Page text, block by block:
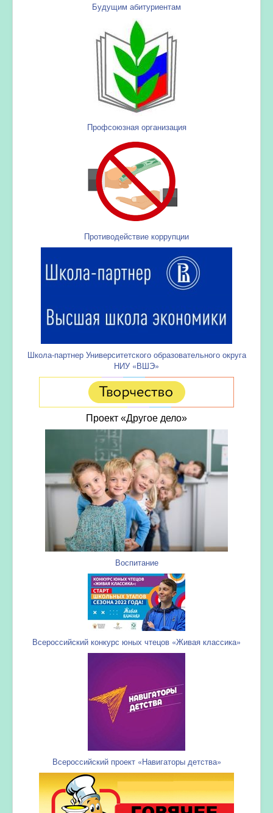
Будущим абитуриентам
Профсоюзная организация
Противодействие коррупции
Школа-партнер Университетского образовательного округа
НИУ «ВШЭ»
Проект «Другое дело»
Воспитание
Всероссийский конкурс юных чтецов «Живая классика»
Всероссийский проект «Навигаторы детства»